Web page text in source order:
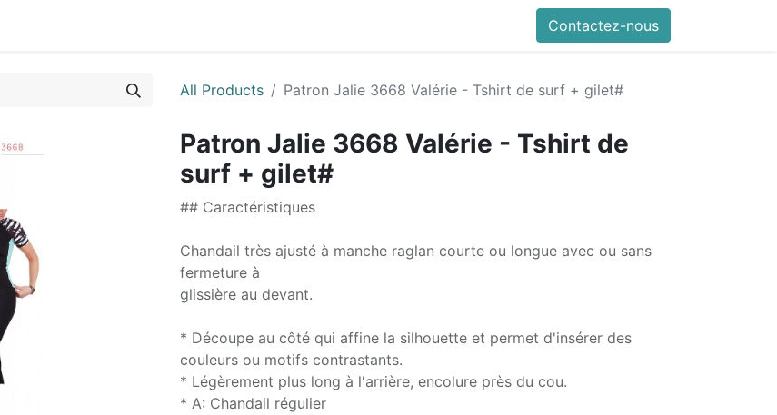
Contactez-nous
All Products Patron Jalie 3668 Valérie - Tshirt de surf + gilet#
Patron Jalie 3668 Valérie - Tshirt de
surf + gilet#
## Caractéristiques
Chandail très ajusté à manche raglan courte ou longue avec ou sans
fermeture à
glissière au devant.
* Découpe au côté qui affine la silhouette et permet d'insérer des
couleurs ou motifs contrastants.
* Légèrement plus long à l'arrière, encolure près du cou.
* A: Chandail régulier